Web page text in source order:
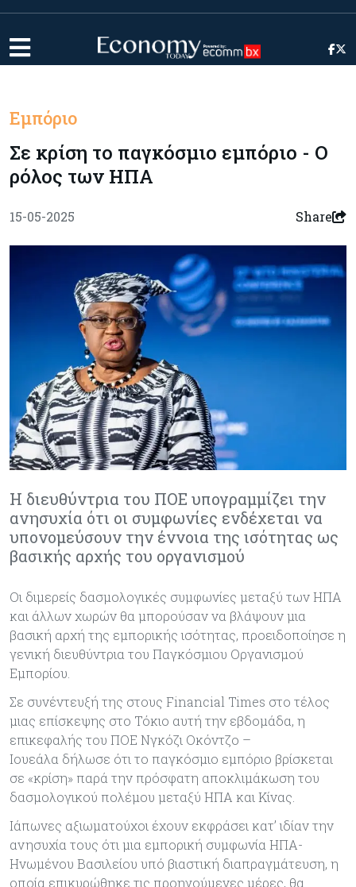
Εμπόριο
Σε κρίση το παγκόσμιο εμπόριο - Ο
ρόλος των ΗΠΑ
15-05-2025 Share
Η διευθύντρια του ΠΟΕ υπογραμμίζει την
ανησυχία ότι οι συμφωνίες ενδέχεται να
υπονομεύσουν την έννοια της ισότητας ως
βασικής αρχής του οργανισμού
Οι διμερείς δασμολογικές συμφωνίες μεταξύ των ΗΠΑ
και άλλων χωρών θα μπορούσαν να βλάψουν μια
βασική αρχή της εμπορικής ισότητας, προειδοποίησε η
γενική διευθύντρια του Παγκόσμιου Οργανισμού
Εμπορίου.
Σε συνέντευξή της στους Financial Times στο τέλος
μιας επίσκεψης στο Τόκιο αυτή την εβδομάδα, η
επικεφαλής του ΠΟΕ Νγκόζι Οκόντζο –
Ιουεάλα δήλωσε ότι το παγκόσμιο εμπόριο βρίσκεται
σε «κρίση» παρά την πρόσφατη αποκλιμάκωση του
δασμολογικού πολέμου μεταξύ ΗΠΑ και Κίνας.
Ιάπωνες αξιωματούχοι έχουν εκφράσει κατ’ ιδίαν την
ανησυχία τους ότι μια εμπορική συμφωνία ΗΠΑ-
Ηνωμένου Βασιλείου υπό βιαστική διαπραγμάτευση, η
οποία επικυρώθηκε τις προηγούμενες μέρες, θα